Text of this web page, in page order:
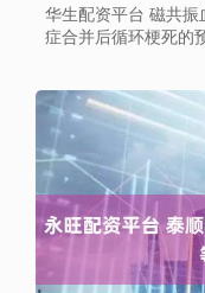
华生配资平台 磁共
症合并后循环梗死的